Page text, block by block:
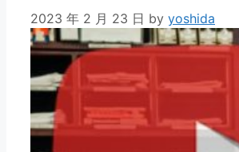
2023 年 2 月 23 日 by yoshida